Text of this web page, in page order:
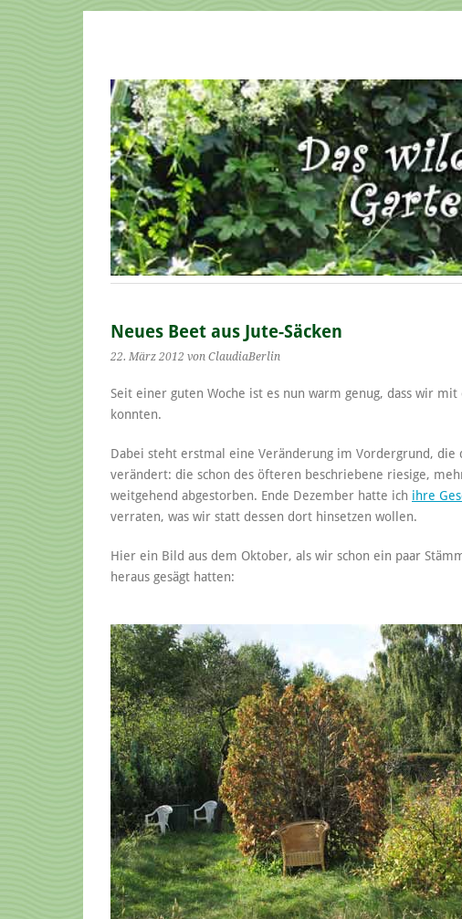
Neues Beet aus Jute-Säcken
22. März 2012 von ClaudiaBerlin
Seit einer guten Woche ist es nun warm genug, dass wir
konnten.
Dabei steht erstmal eine Veränderung im Vordergrund, die
verändert: die schon des öfteren beschriebene riesige,
weitgehend abgestorben. Ende Dezember hatte ich ihre
verraten, was wir statt dessen dort hinsetzen wollen.
Hier ein Bild aus dem Oktober, als wir schon ein paar
heraus gesägt hatten: